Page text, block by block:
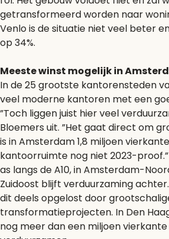
getransformeerd worden naar
Venlo is de situatie niet veel beter
op 34%.
Meeste winst mogelijk in
In de 25 grootste kantorensteden
veel moderne kantoren met een
”Toch liggen juist hier veel
Bloemers uit. ”Het gaat direct om
is in Amsterdam 1,8 miljoen
kantoorruimte nog niet 2023-
as langs de A10, in Amsterdam-
Zuidoost blijft verduurzaming
dit deels opgelost door
transformatieprojecten. In Den
nog meer dan een miljoen